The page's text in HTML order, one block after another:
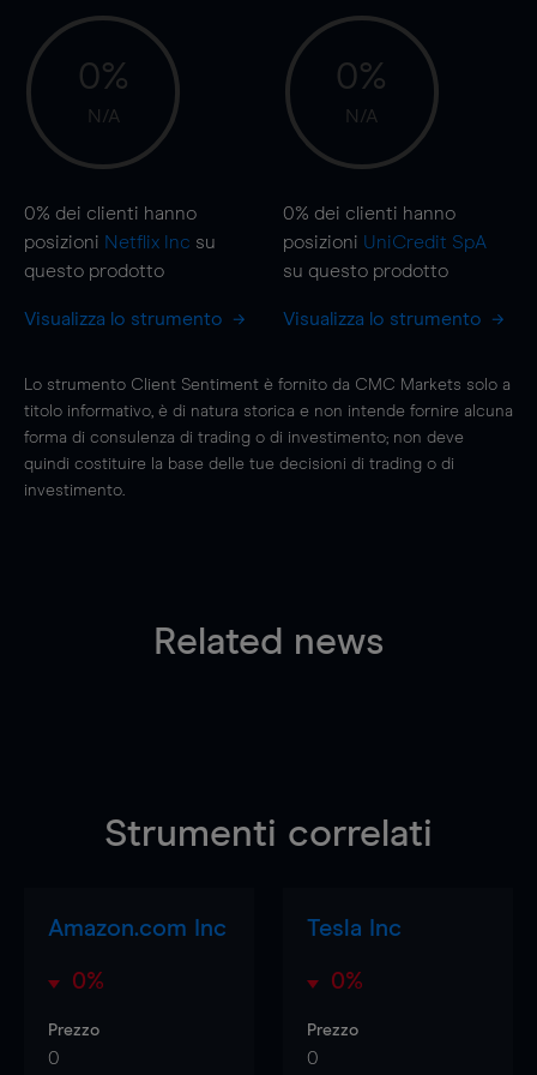
0%
N/A
0% dei clienti hanno
posizioni Netflix Inc su
questo prodotto
Visualizza lo strumento
0%
N/A
0% dei clienti hanno
posizioni UniCredit SpA
su questo prodotto
Visualizza lo strumento
Lo strumento Client Sentiment è fornito da CMC Markets solo a
titolo informativo, è di natura storica e non intende fornire alcuna
forma di consulenza di trading o di investimento; non deve
quindi costituire la base delle tue decisioni di trading o di
investimento.
Related news
Strumenti correlati
Amazon.com Inc
0%
Prezzo
0
Tesla Inc
0%
Prezzo
0